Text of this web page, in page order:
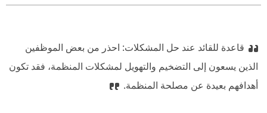
قاعدة للقائد عند حل المشكلات: احذر من بعض الموظفين
الذين يسعون إلى التضخيم والتهويل لمشكلات المنظمة، فقد تكون
أهدافهم بعيدة عن مصلحة المنظمة.